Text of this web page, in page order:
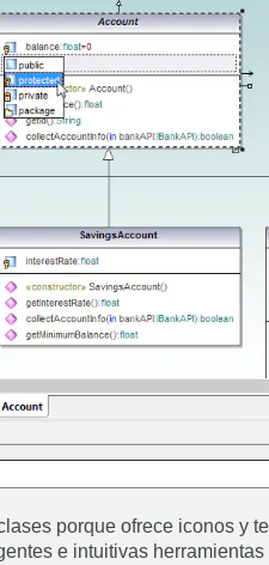
porque ofrece iconos y
e intuitivas